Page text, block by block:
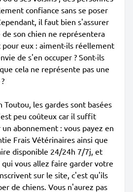
confiance sans se poser
il faut bien s'assurer
son chien ne représentera
pour eux : aiment-ils réellement
de s'en occuper ? Sont-ils
cela ne représente pas une
les gardes sont basées
peu coûteux car il suffit
abonnement : vous payez en
Frais Vétérinaires ainsi que
disponible 24/24h 7/7j, et
qui vous allez faire garder votre
sur le site, c'est qu'ils
de chiens. Vous n'aurez pas